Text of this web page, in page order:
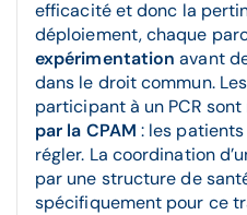
efficacité et donc la
déploiement, chaque
expérimentation avant
dans le droit commun.
participant à un PCR sont
par la CPAM : les patients
régler. La coordination
par une structure de
spécifiquement pour ce